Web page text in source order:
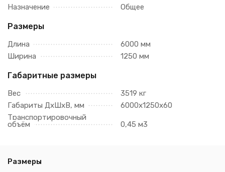
Назначение
Общее
Размеры
Длина
6000 мм
Ширина
1250 мм
Габаритные размеры
Вес
3519 кг
Габариты ДхШхВ, мм
6000х1250х60
Транспортировочный
объём 0,45 м3
Размеры